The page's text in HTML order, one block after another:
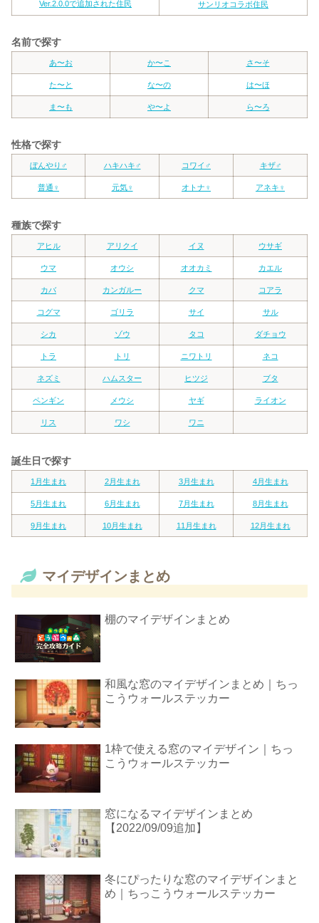
Ver.2.0.0で追加された住民 サンリオコラボ住民
名前で探す
あ〜お か〜こ さ〜そ
た〜と な〜の は〜ほ
ま〜も や〜よ ら〜ろ
性格で探す
ぼんやり♂ ハキハキ♂ コワイ♂ キザ♂
普通♀ 元気♀ オトナ♀ アネキ♀
種族で探す
アヒル アリクイ イヌ ウサギ
ウマ オウシ オオカミ カエル
カバ カンガルー クマ コアラ
コグマ ゴリラ サイ サル
シカ ゾウ タコ ダチョウ
トラ トリ ニワトリ ネコ
ネズミ ハムスター ヒツジ ブタ
ペンギン メウシ ヤギ ライオン
リス ワシ ワニ
誕生日で探す
1月生まれ 2月生まれ 3月生まれ 4月生まれ
5月生まれ 6月生まれ 7月生まれ 8月生まれ
9月生まれ 10月生まれ 11月生まれ 12月生まれ
マイデザインまとめ
棚のマイデザインまとめ
和風な窓のマイデザインまとめ｜ちっ
こうウォールステッカー
1枠で使える窓のマイデザイン｜ちっ
こうウォールステッカー
窓になるマイデザインまとめ
【2022/09/09追加】
冬にぴったりな窓のマイデザインまと
め｜ちっこうウォールステッカー